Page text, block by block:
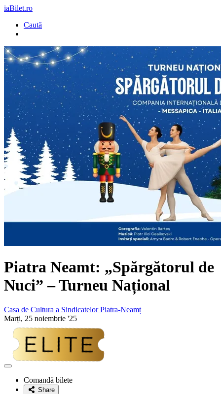
iaBilet.ro
Caută
Piatra Neamt: „Spărgătorul de
Nuci” – Turneu Național
Casa de Cultura a Sindicatelor Piatra-Neamț
Marți, 25 noiembrie '25
Adaugă
favoriteComandă bilete
Share